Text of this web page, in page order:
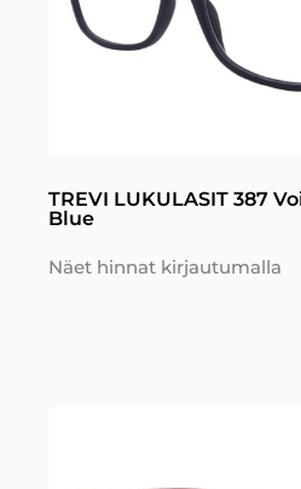
TREVI LUKULASIT 387
Blue
Näet hinnat kirjautumalla